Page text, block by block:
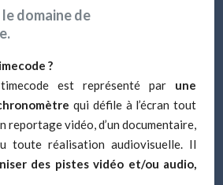
domaine de
?
est représenté par une
qui défile à l’écran tout
reportage vidéo, d’un documentaire,
toute réalisation audiovisuelle. Il
des pistes vidéo et/ou audio,